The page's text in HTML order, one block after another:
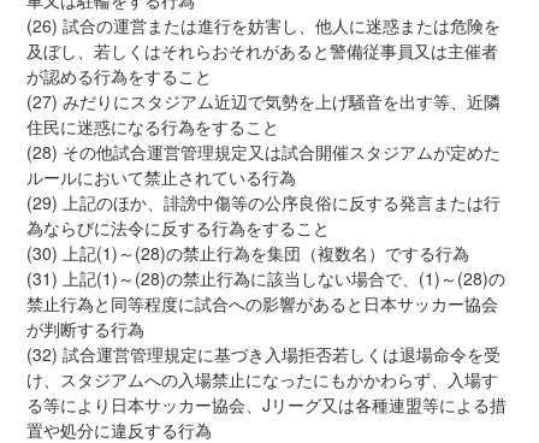
(26) 試合の運営または進行を妨害し、他人に迷惑または危険を
及ぼし、若しくはそれらおそれがあると警備従事員又は主催者
が認める行為をすること
(27) みだりにスタジアム近辺で気勢を上げ騒音を出す等、近隣
住民に迷惑になる行為をすること
(28) その他試合運営管理規定又は試合開催スタジアムが定めた
ルールにおいて禁止されている行為
(29) 上記のほか、誹謗中傷等の公序良俗に反する発言または行
為ならびに法令に反する行為をすること
(30) 上記(1)～(28)の禁止行為を集団（複数名）でする行為
(31) 上記(1)～(28)の禁止行為に該当しない場合で、(1)～(28)の
禁止行為と同等程度に試合への影響があると日本サッカー協会
が判断する行為
(32) 試合運営管理規定に基づき入場拒否若しくは退場命令を受
け、スタジアムへの入場禁止になったにもかかわらず、入場す
る等により日本サッカー協会、Jリーグ又は各種連盟等による措
置や処分に違反する行為